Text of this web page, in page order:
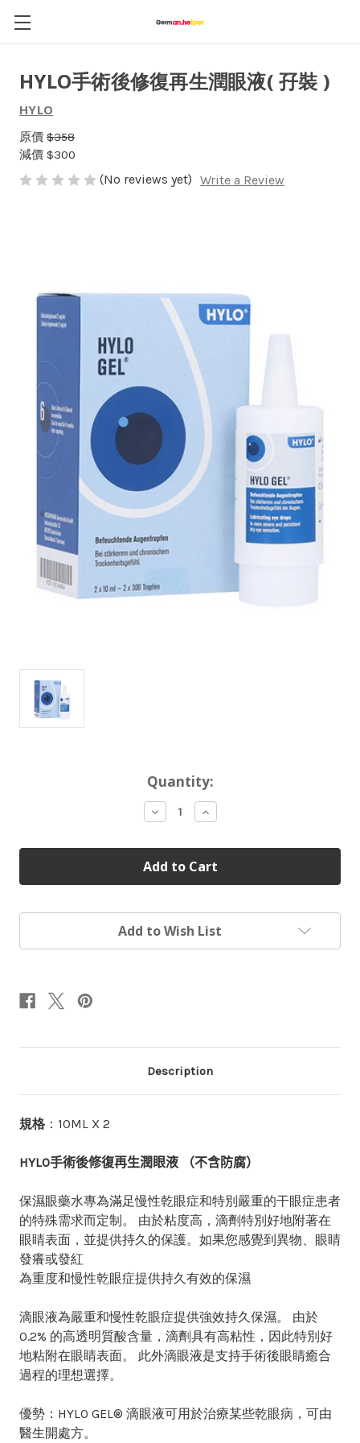
HYLO手術後修復再生潤眼液( 孖裝 )
HYLO
原價 $358
減價 $300
(No reviews yet) Write a Review
Quantity:
Decrease
Quantity
HYLO
手
術
後
復
再
生
潤
Increase
Quantity
HYLO
手
術
後
復
再
生
潤
Add to Wish List
Description
規格 ：10ML X 2
HYLO手術後修復再生潤眼液 （不含防腐）
保濕眼藥水專為滿足慢性乾眼症和特別嚴重的干眼症患者
的特殊需求而定制。 由於粘度高，滴劑特別好地附著在
眼睛表面，並提供持久的保護。如果您感覺到異物、眼睛
發癢或發紅
為重度和慢性乾眼症提供持久有效的保濕
滴眼液為嚴重和慢性乾眼症提供強效持久保濕。 由於
0.2% 的高透明質酸含量，滴劑具有高粘性，因此特別好
地粘附在眼睛表面。 此外滴眼液是支持手術後眼睛癒合
過程的理想選擇。
優勢：HYLO GEL® 滴眼液可用於治療某些乾眼病，可由
醫生開處方。